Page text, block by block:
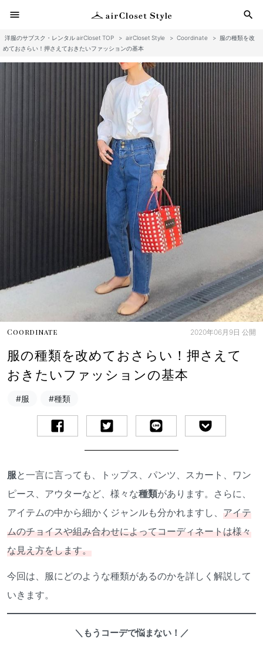
menu search
検
洋服のサブスク・レンタル airCloset TOP > airCloset Style > Coordinate > 服の種類を改
めておさらい！押さえておきたいファッションの基本
Coordinate 2020年06月9日 公開
服の種類を改めておさらい！押さえて
おきたいファッションの基本
#服 #種類
服と一言に言っても、トップス、パンツ、スカート、ワン
ピース、アウターなど、様々な種類があります。さらに、
アイテムの中から細かくジャンルも分かれますし、 アイテ
ムのチョイスや組み合わせによってコーディネートは様々
な見え方をします。
今回は、服にどのような種類があるのかを詳しく解説して
いきます。
＼もうコーデで悩まない！／